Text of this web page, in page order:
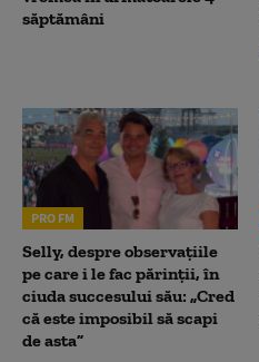
săptămâni
PRO FM
Selly, despre observațiile
pe care i le fac părinții, în
ciuda succesului său: „Cred
că este imposibil să scapi
de asta”